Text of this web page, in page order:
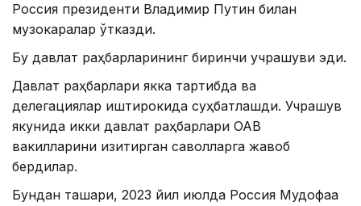
Россия президенти Владимир Путин билан
музокаралар ўтказди.
Бу давлат раҳбарларининг биринчи учрашуви эди.
Давлат раҳбарлари якка тартибда ва
делегациялар иштирокида суҳбатлашди. Учрашув
якунида икки давлат раҳбарлари ОАВ
вакилларини қизиқтирган саволларга жавоб
бердилар.
Бундан ташқари, 2023 йил июлда Россия Мудофаа